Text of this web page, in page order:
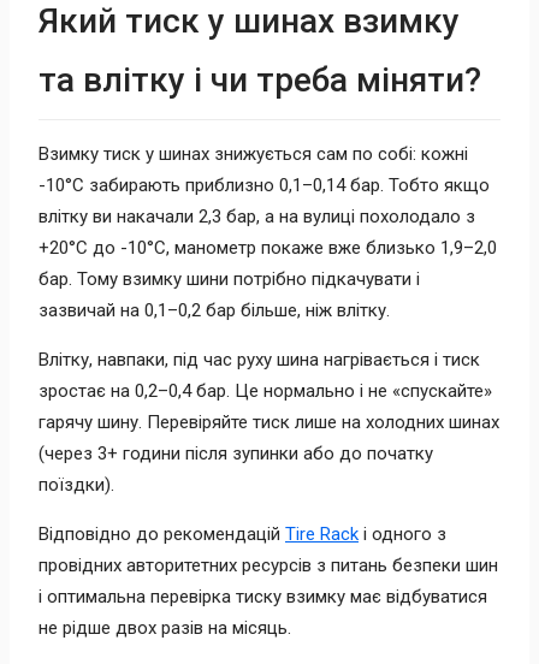
Який тиск у шинах взимку
та влітку і чи треба міняти?
Взимку тиск у шинах знижується сам по собі: кожні
-10°C забирають приблизно 0,1–0,14 бар. Тобто якщо
влітку ви накачали 2,3 бар, а на вулиці похолодало з
+20°C до -10°C, манометр покаже вже близько 1,9–2,0
бар. Тому взимку шини потрібно підкачувати і
зазвичай на 0,1–0,2 бар більше, ніж влітку.
Влітку, навпаки, під час руху шина нагрівається і тиск
зростає на 0,2–0,4 бар. Це нормально і не «спускайте»
гарячу шину. Перевіряйте тиск лише на холодних шинах
(через 3+ години після зупинки або до початку
поїздки).
Відповідно до рекомендацій Tire Rack і одного з
провідних авторитетних ресурсів з питань безпеки шин
і оптимальна перевірка тиску взимку має відбуватися
не рідше двох разів на місяць.